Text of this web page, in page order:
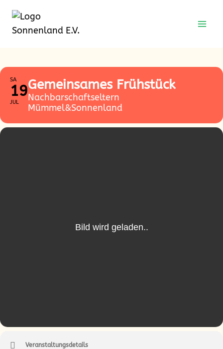
Inhalt
springen
Inhalt
springen
SA
19
JUL
Gemeinsames Frühstück
Nachbarschaftseltern
Mümmel&Sonnenland
Veranstaltungsdetails